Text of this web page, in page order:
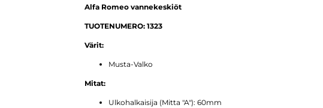
Alfa Romeo vannekeskiöt
TUOTENUMERO: 1323
Värit:
Musta-Valko
Mitat:
Ulkohalkaisija (Mitta "A"): 60mm